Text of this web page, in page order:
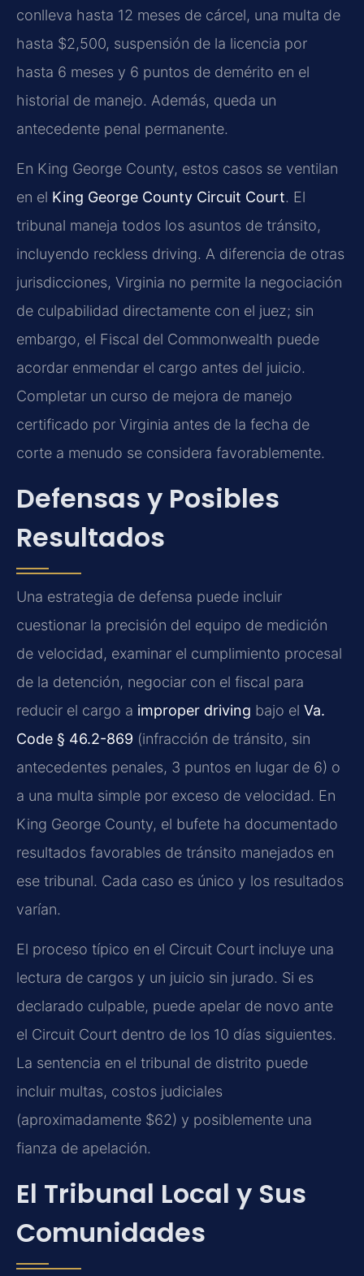
conlleva hasta 12 meses de cárcel, una multa de
hasta $2,500, suspensión de la licencia por
hasta 6 meses y 6 puntos de demérito en el
historial de manejo. Además, queda un
antecedente penal permanente.
En King George County, estos casos se ventilan
en el King George County Circuit Court. El
tribunal maneja todos los asuntos de tránsito,
incluyendo reckless driving. A diferencia de otras
jurisdicciones, Virginia no permite la negociación
de culpabilidad directamente con el juez; sin
embargo, el Fiscal del Commonwealth puede
acordar enmendar el cargo antes del juicio.
Completar un curso de mejora de manejo
certificado por Virginia antes de la fecha de
corte a menudo se considera favorablemente.
Defensas y Posibles
Resultados
Una estrategia de defensa puede incluir
cuestionar la precisión del equipo de medición
de velocidad, examinar el cumplimiento procesal
de la detención, negociar con el fiscal para
reducir el cargo a improper driving bajo el Va.
Code § 46.2-869 (infracción de tránsito, sin
antecedentes penales, 3 puntos en lugar de 6) o
a una multa simple por exceso de velocidad. En
King George County, el bufete ha documentado
resultados favorables de tránsito manejados en
ese tribunal. Cada caso es único y los resultados
varían.
El proceso típico en el Circuit Court incluye una
lectura de cargos y un juicio sin jurado. Si es
declarado culpable, puede apelar de novo ante
el Circuit Court dentro de los 10 días siguientes.
La sentencia en el tribunal de distrito puede
incluir multas, costos judiciales
(aproximadamente $62) y posiblemente una
fianza de apelación.
El Tribunal Local y Sus
Comunidades